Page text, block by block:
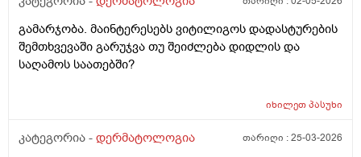
გამარჯობა. მაინტერესებს ვიტილიგოს დადასტურების
შემთხვევაში გარუჯვა თუ შეიძლება დიდლის და
საღამოს საათებში?
იხილეთპასუხი
კატეგორია - დერმატოლოგია თარიღი :25-03-2026